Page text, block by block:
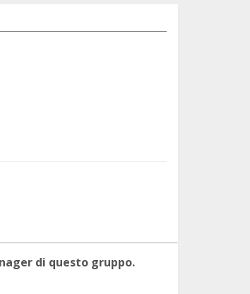
di questo gruppo.